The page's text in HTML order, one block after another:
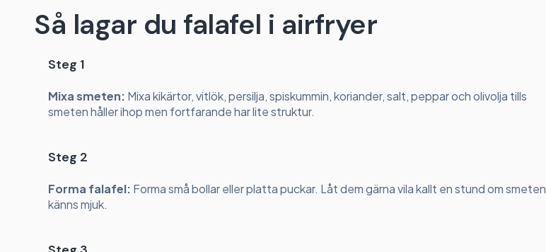
Så lagar du falafel i airfryer
Steg 1
Mixa smeten: Mixa kikärtor, vitlök, persilja, spiskummin, koriander, salt, peppar och olivolja tills
smeten håller ihop men fortfarande har lite struktur.
Steg 2
Forma falafel: Forma små bollar eller platta puckar. Låt dem gärna vila kallt en stund om smeten
känns mjuk.